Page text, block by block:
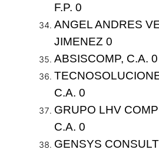
F.P. 0
ANGEL ANDRES
JIMENEZ 0
ABSISCOMP, C.A. 0
C.A. 0
GRUPO LHV
C.A. 0
GENSYS